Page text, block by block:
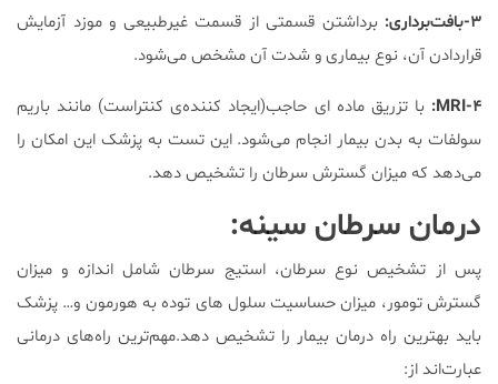
۳-بافت‌برداری:
برداشتن قسمتی از قسمت غیرطبیعی و موزد آزمایش
قراردادن آن، نوع بیماری و شدت آن مشخص می‌شود.
۴- MRI
: با تزریق ماده ای حاجب(ایجاد کننده‌ی کنتراست) مانند باریم
سولفات به بدن بیمار انجام می‌شود. این تست به پزشک این امکان را
می‌دهد که میزان گسترش سرطان را تشخیص دهد.
درمان سرطان سینه:
پس از تشخیص نوع سرطان، استیج سرطان شامل اندازه و میزان
گسترش تومور، میزان حساسیت سلول های توده به هورمون و… پزشک
باید بهترین راه درمان بیمار را تشخیص دهد.مهم‌ترین راه‌های درمانی
عبارت‌اند از: